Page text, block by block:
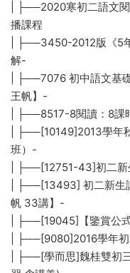
| ├──2020寒初二語文
播課程
| ├──3450-2012版《5
解-
| ├──7076 初中語文基
王帆】-
| ├──8517-8閱讀：8課
| ├──[10149]2013學年
班）-
| ├──[12751-43]初二
| ├──[13493] 初二新生
帆 33講】-
| ├──[19045]【鑒賞公
| ├──[9080]2016學年
| ├──[學而思]魏桂雙初